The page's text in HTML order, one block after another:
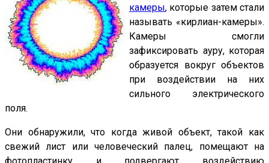
камеры, которые затем стали
называть «кирлиан-камеры».
Камеры смогли
зафиксировать ауру, которая
образуется вокруг объектов
при воздействии на них
сильного электрического
поля.
Они обнаружили, что когда живой объект, такой как
свежий лист или человеческий палец, помещают на